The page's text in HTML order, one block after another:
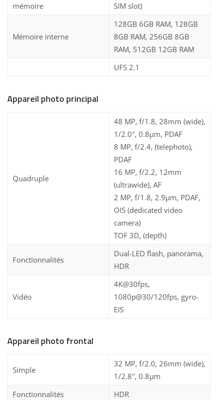
mémoire
SIM slot)
Mémoire interne
128GB 6GB RAM, 128GB
8GB RAM, 256GB 8GB
RAM, 512GB 12GB RAM
UFS 2.1
Appareil photo principal
Quadruple
48 MP, f/1.8, 28mm (wide),
1/2.0″, 0.8µm, PDAF
8 MP, f/2.4, (telephoto),
PDAF
16 MP, f/2.2, 12mm
(ultrawide), AF
2 MP, f/1.8, 2.9µm, PDAF,
OIS (dedicated video
camera)
TOF 3D, (depth)
Fonctionnalités
Dual-LED flash, panorama,
HDR
Vidéo
4K@30fps,
1080p@30/120fps, gyro-
EIS
Appareil photo frontal
Simple
32 MP, f/2.0, 26mm (wide),
1/2.8″, 0.8µm
Fonctionnalités
HDR